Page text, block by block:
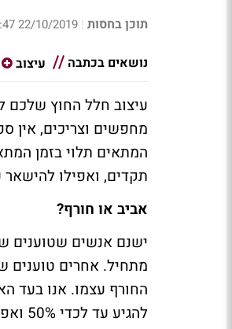
תוכן בחסות |
22/10/2019 14:47
נושאים בכתבה עיצוב
עיצוב חלל החוץ שלכם
מחפשים וצריכים, אין
המתאים תלוי בזמן
תקדים, ואפילו
אביב או חורף?
ישנם אנשים שטוענים
מתחיל. אחרים טוענים
החורף עצמו. אנו בעד